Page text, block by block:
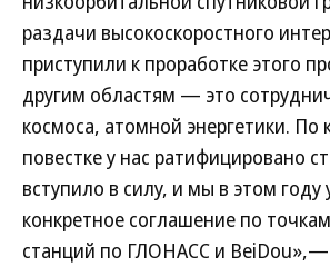
раздачи высокоскоростного
приступили к проработке этого
другим областям — это
космоса, атомной энергетики. По
повестке у нас ратифицировано
вступило в силу, и мы в этом
конкретное соглашение по
станций по ГЛОНАСС и BeiDou»,—